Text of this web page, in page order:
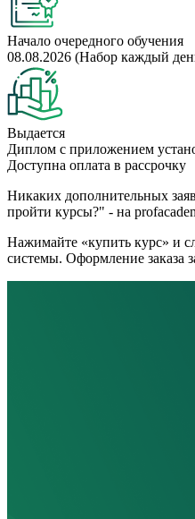
Начало очередного обучения
08.08.2026 (Набор каждый
Выдается
Диплом с приложением
Доступна оплата в рассрочку
Никаких дополнительных
пройти курсы?" - на
Нажимайте «купить курс» и
системы. Оформление заказа